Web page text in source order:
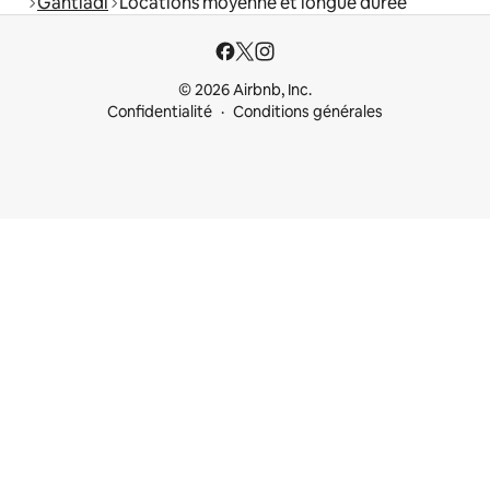
© 2026 Airbnb, Inc.
Confidentialité
Conditions générales